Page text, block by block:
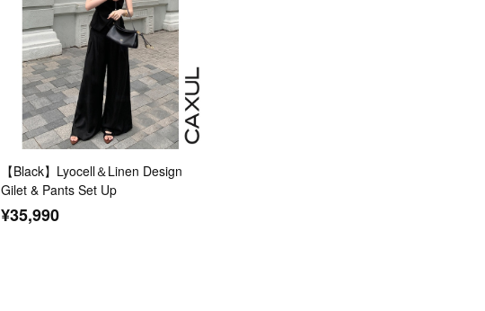
【Black】Lyocell＆Linen Design
Gilet & Pants Set Up
¥35,990